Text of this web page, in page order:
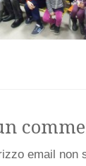
email non